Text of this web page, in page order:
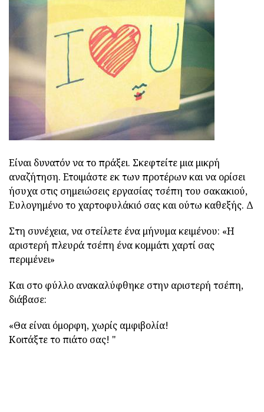
Είναι δυνατόν να το πράξει. Σκεφτείτε μια μικρή
αναζήτηση. Ετοιμάστε εκ των προτέρων και να ορίσει
ήσυχα στις σημειώσεις εργασίας τσέπη του σακακιού,
Ευλογημένο το χαρτοφυλάκιό σας και ούτω καθεξής. Δ
Στη συνέχεια, να στείλετε ένα μήνυμα κειμένου: «Η
αριστερή πλευρά τσέπη ένα κομμάτι χαρτί σας
περιμένει»
Και στο φύλλο ανακαλύφθηκε στην αριστερή τσέπη,
διάβασε:
«Θα είναι όμορφη, χωρίς αμφιβολία!
Κοιτάξτε το πιάτο σας! "